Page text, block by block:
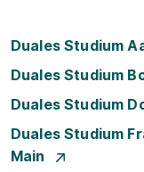
Duales Studium
Duales Studium
Duales Studium
Duales Studium
Main